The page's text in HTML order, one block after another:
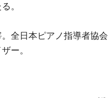
。
全日本ピアノ指導者協
ー。